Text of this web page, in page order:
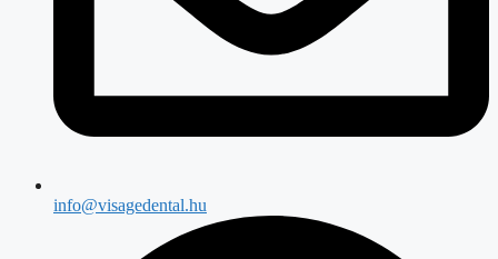
info@visagedental.hu